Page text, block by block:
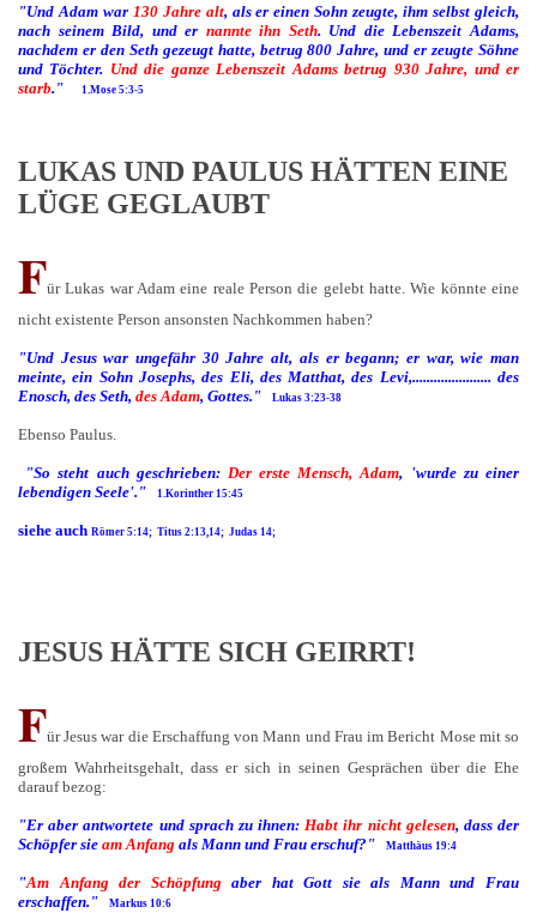
"Und Adam war 130 Jahre alt, als er einen Sohn zeugte, ihm selbst gleich,
nach seinem Bild, und er nannte ihn Seth. Und die Lebenszeit Adams,
nachdem er den Seth gezeugt hatte, betrug 800 Jahre, und er zeugte Söhne
und Töchter. Und die ganze Lebenszeit Adams betrug 930 Jahre, und er
starb." 1.Mose 5:3-5
LUKAS UND PAULUS HÄTTEN EINE
LÜGE GEGLAUBT
Für Lukas war Adam eine reale Person die gelebt hatte. Wie könnte eine
nicht existente Person ansonsten Nachkommen haben?
"Und Jesus war ungefähr 30 Jahre alt, als er begann; er war, wie man
meinte, ein Sohn Josephs, des Eli, des Matthat, des Levi,...................... des
Enosch, des Seth, des Adam, Gottes." Lukas 3:23-38
Ebenso Paulus.
"So steht auch geschrieben: Der erste Mensch, Adam, 'wurde zu einer
lebendigen Seele'."
1.Korinther 15:45
siehe auch Römer 5:14; Titus 2:13,14; Judas 14;
JESUS HÄTTE SICH GEIRRT!
Für Jesus war die Erschaffung von Mann und Frau im Bericht Mose mit so
großem Wahrheitsgehalt, dass er sich in seinen Gesprächen über die Ehe
darauf bezog:
"Er aber antwortete und sprach zu ihnen: Habt ihr nicht gelesen, dass der
Schöpfer sie am Anfang als Mann und Frau erschuf?" Matthäus 19:4
"Am Anfang der Schöpfung aber hat Gott sie als Mann und Frau
erschaffen."
Markus 10:6